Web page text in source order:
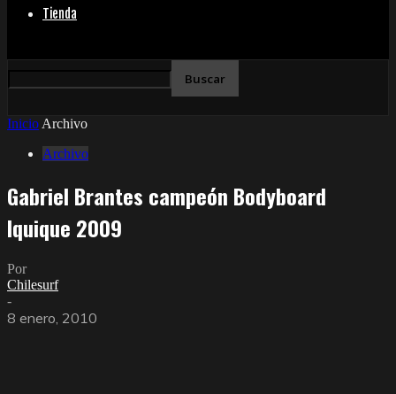
Tienda
Inicio Archivo
Archivo
Gabriel Brantes campeón Bodyboard
Iquique 2009
Por
Chilesurf
-
8 enero, 2010